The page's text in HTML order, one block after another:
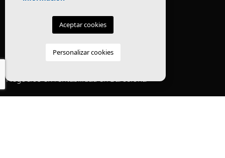
Venta de edificios
Comprar restaurante en Barcelona
Negocios en rentabilidad en Barcelona
Aceptar cookies
Personalizar cookies